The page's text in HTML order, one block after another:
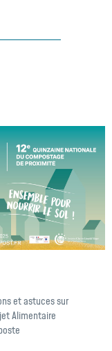
et astuces sur
Alimentaire